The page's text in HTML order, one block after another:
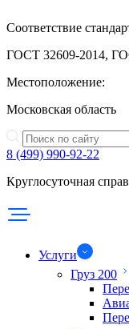
Соответствие
ГОСТ 32609-2014,
Местоположение:
Московская область
8 (499) 990-92-22
Круглосуточная
Услуги
Груз 200